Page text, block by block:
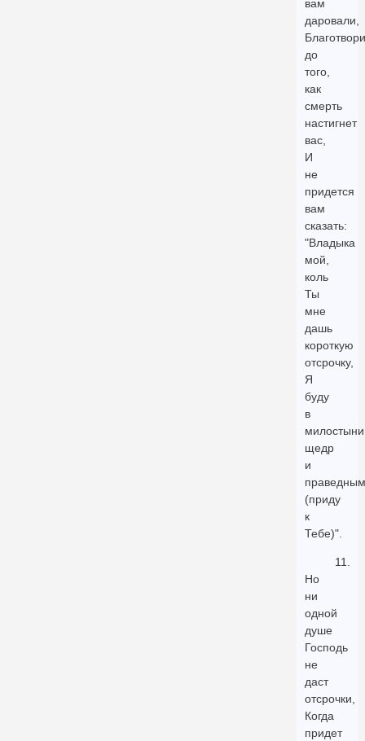
вам
даровали,
до
того,
как
смерть
настигнет
вас,
И
не
придется
вам
сказать:
"Владыка
мой,
коль
Ты
мне
дашь
короткую
отсрочку,
Я
буду
в
милостыни
щедр
и
праведным
(приду
к
Тебе)".
11.
Но
ни
одной
душе
Господь
не
даст
отсрочки,
Когда
придет